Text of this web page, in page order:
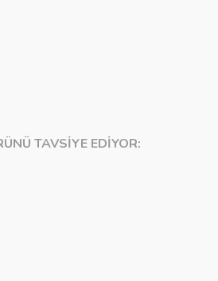
TAVSİYE EDİYOR: